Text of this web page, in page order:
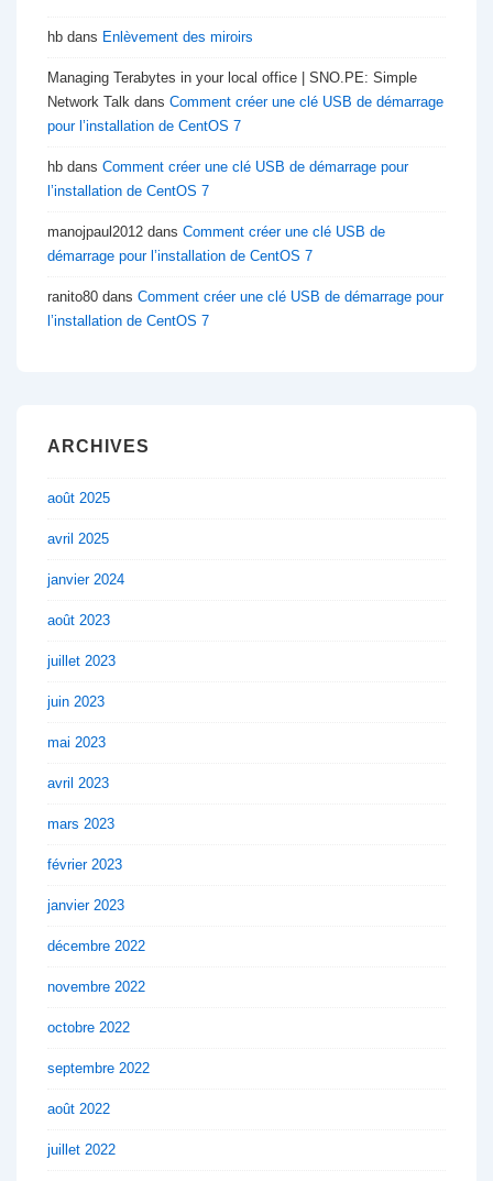
hb dans Enlèvement des miroirs
Managing Terabytes in your local office | SNO.PE: Simple
Network Talk dans Comment créer une clé USB de démarrage
pour l’installation de CentOS 7
hb dans Comment créer une clé USB de démarrage pour
l’installation de CentOS 7
manojpaul2012 dans Comment créer une clé USB de
démarrage pour l’installation de CentOS 7
ranito80 dans Comment créer une clé USB de démarrage pour
l’installation de CentOS 7
ARCHIVES
août 2025
avril 2025
janvier 2024
août 2023
juillet 2023
juin 2023
mai 2023
avril 2023
mars 2023
février 2023
janvier 2023
décembre 2022
novembre 2022
octobre 2022
septembre 2022
août 2022
juillet 2022